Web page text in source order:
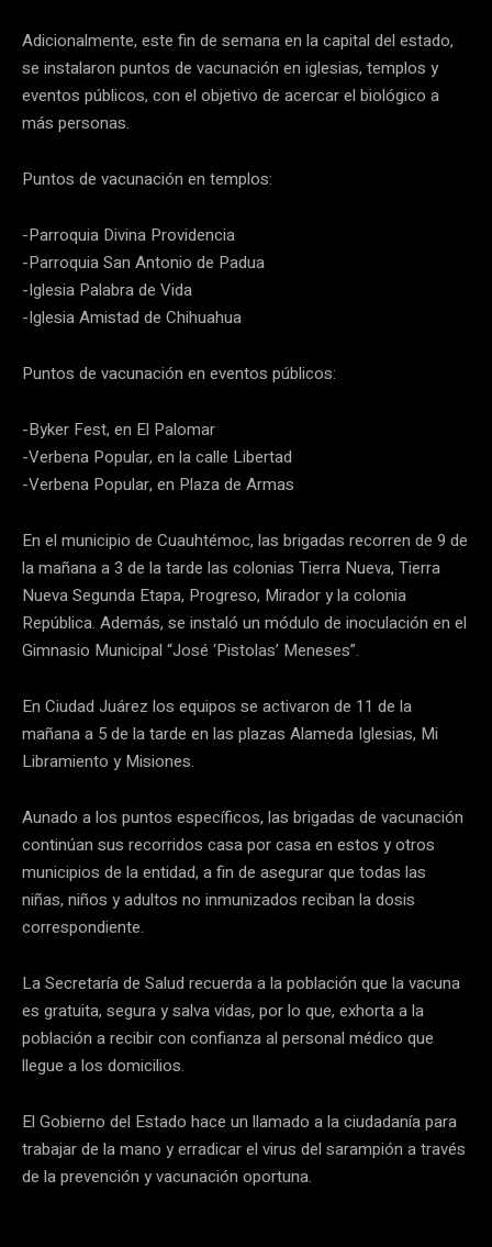
Adicionalmente, este fin de semana en la capital del estado,
se instalaron puntos de vacunación en iglesias, templos y
eventos públicos, con el objetivo de acercar el biológico a
más personas.
Puntos de vacunación en templos:
-Parroquia Divina Providencia
-Parroquia San Antonio de Padua
-Iglesia Palabra de Vida
-Iglesia Amistad de Chihuahua
Puntos de vacunación en eventos públicos:
-Byker Fest, en El Palomar
-Verbena Popular, en la calle Libertad
-Verbena Popular, en Plaza de Armas
En el municipio de Cuauhtémoc, las brigadas recorren de 9 de
la mañana a 3 de la tarde las colonias Tierra Nueva, Tierra
Nueva Segunda Etapa, Progreso, Mirador y la colonia
República. Además, se instaló un módulo de inoculación en el
Gimnasio Municipal “José ‘Pistolas’ Meneses”.
En Ciudad Juárez los equipos se activaron de 11 de la
mañana a 5 de la tarde en las plazas Alameda Iglesias, Mi
Libramiento y Misiones.
Aunado a los puntos específicos, las brigadas de vacunación
continúan sus recorridos casa por casa en estos y otros
municipios de la entidad, a fin de asegurar que todas las
niñas, niños y adultos no inmunizados reciban la dosis
correspondiente.
La Secretaría de Salud recuerda a la población que la vacuna
es gratuita, segura y salva vidas, por lo que, exhorta a la
población a recibir con confianza al personal médico que
llegue a los domicilios.
El Gobierno del Estado hace un llamado a la ciudadanía para
trabajar de la mano y erradicar el virus del sarampión a través
de la prevención y vacunación oportuna.